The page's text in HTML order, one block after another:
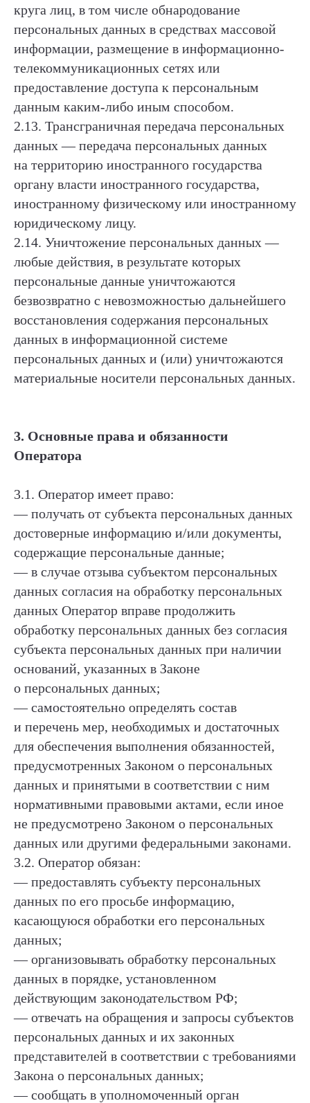
круга лиц, в том числе обнародование
персональных данных в средствах массовой
информации, размещение в информационно-
телекоммуникационных сетях или
предоставление доступа к персональным
данным каким-либо иным способом.
2.13. Трансграничная передача персональных
данных — передача персональных данных
на территорию иностранного государства
органу власти иностранного государства,
иностранному физическому или иностранному
юридическому лицу.
2.14. Уничтожение персональных данных —
любые действия, в результате которых
персональные данные уничтожаются
безвозвратно с невозможностью дальнейшего
восстановления содержания персональных
данных в информационной системе
персональных данных и (или) уничтожаются
материальные носители персональных данных.
3. Основные права и обязанности
Оператора
3.1. Оператор имеет право:
— получать от субъекта персональных данных
достоверные информацию и/или документы,
содержащие персональные данные;
— в случае отзыва субъектом персональных
данных согласия на обработку персональных
данных Оператор вправе продолжить
обработку персональных данных без согласия
субъекта персональных данных при наличии
оснований, указанных в Законе
о персональных данных;
— самостоятельно определять состав
и перечень мер, необходимых и достаточных
для обеспечения выполнения обязанностей,
предусмотренных Законом о персональных
данных и принятыми в соответствии с ним
нормативными правовыми актами, если иное
не предусмотрено Законом о персональных
данных или другими федеральными законами.
3.2. Оператор обязан:
— предоставлять субъекту персональных
данных по его просьбе информацию,
касающуюся обработки его персональных
данных;
— организовывать обработку персональных
данных в порядке, установленном
действующим законодательством РФ;
— отвечать на обращения и запросы субъектов
персональных данных и их законных
представителей в соответствии с требованиями
Закона о персональных данных;
— сообщать в уполномоченный орган